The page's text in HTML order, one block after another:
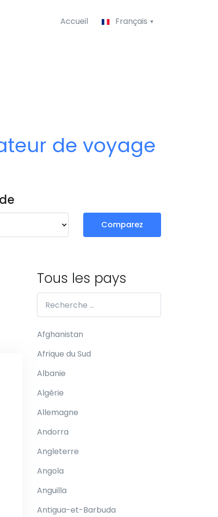
Accueil Français
de voyage
Comparez
Tous les pays
Afghanistan
Afrique du Sud
Albanie
Algérie
Allemagne
Andorra
Angleterre
Angola
Anguilla
Antigua-et-Barbuda